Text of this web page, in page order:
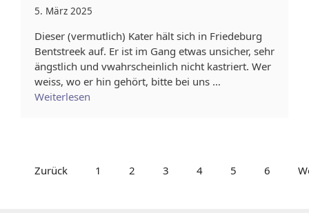
5. März 2025
Dieser (vermutlich) Kater hält sich in Friedeburg
Bentstreek auf. Er ist im Gang etwas unsicher, sehr
ängstlich und vwahrscheinlich nicht kastriert. Wer
weiss, wo er hin gehört, bitte bei uns …
Weiterlesen
Zurück 1 2 3 4 5 6